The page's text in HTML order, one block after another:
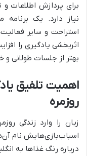
برای پردازش اطلاعات
نیاز دارد. یک برنامه
استراحت و سایر
اثربخشی یادگیری را
بهتر از جلسات طولانی
اهمیت تلفیق
روزمره
زبان را وارد زندگی
اسباب‌بازی‌هایش نام
درباره رنگ غذاها به